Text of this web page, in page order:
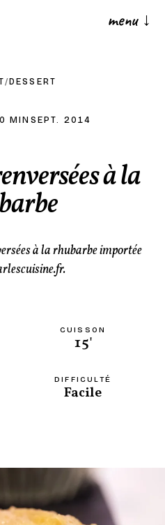
menu ↓
/ DESSERT
MIN SEPT. 2014
à la
à la rhubarbe importée
CUISSON
15'
DIFFICULTÉ
Facile